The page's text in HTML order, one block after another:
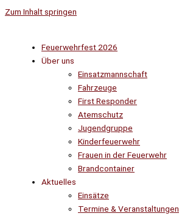
Zum Inhalt springen
Feuerwehrfest 2026
Über uns
Einsatzmannschaft
Fahrzeuge
First Responder
Atemschutz
Jugendgruppe
Kinderfeuerwehr
Frauen in der Feuerwehr
Brandcontainer
Aktuelles
Einsätze
Termine & Veranstaltungen